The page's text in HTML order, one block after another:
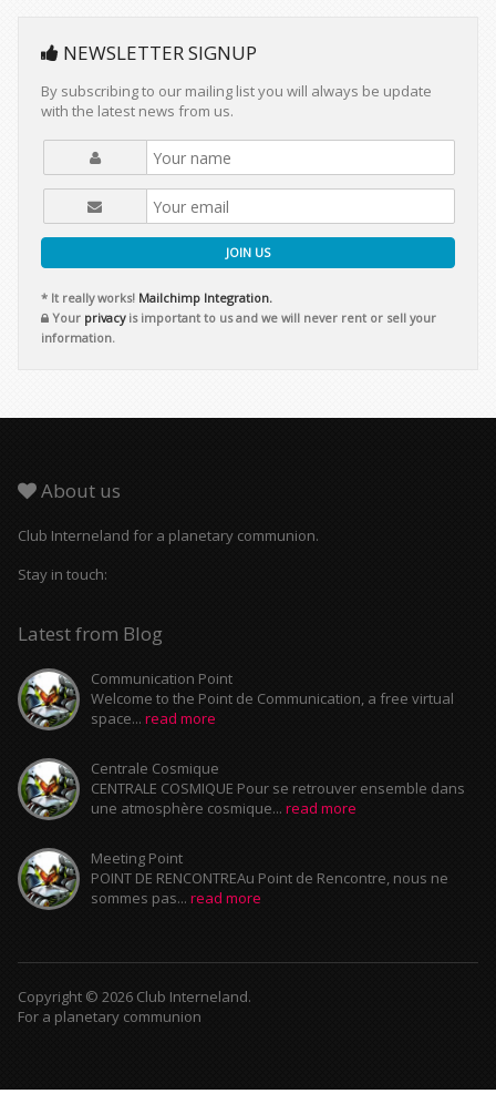
NEWSLETTER SIGNUP
By subscribing to our mailing list you will always be update
with the latest news from us.
JOIN US
* It really works! Mailchimp Integration.
Your privacyis important to us and we will never rent or sell your
information.
About us
Club Interneland for a planetary communion.
Stay in touch:
Latest from Blog
Communication Point
Welcome to the Point de Communication, a free virtual
space... read more
Centrale Cosmique
CENTRALE COSMIQUE Pour se retrouver ensemble dans
une atmosphère cosmique... read more
Meeting Point
POINT DE RENCONTREAu Point de Rencontre, nous ne
sommes pas... read more
Copyright © 2026 Club Interneland.
For a planetary communion